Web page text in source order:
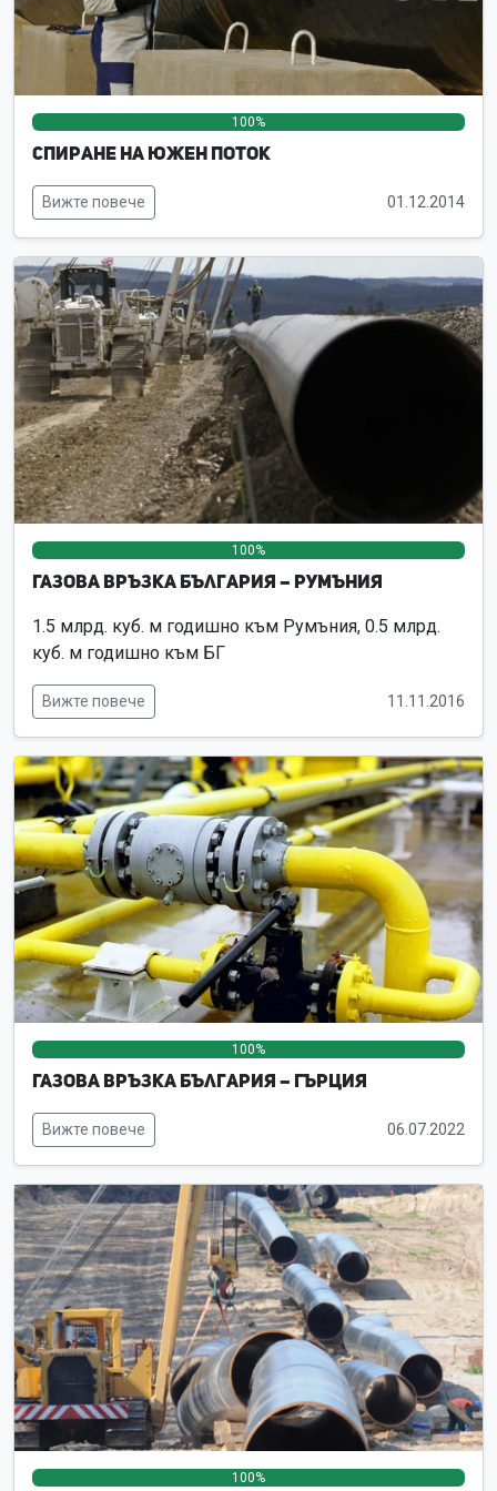
100%
Спиране на Южен поток
Вижте повече 01.12.2014
100%
Газова връзка България – Румъния
1.5 млрд. куб. м годишно към Румъния, 0.5 млрд.
куб. м годишно към БГ
Вижте повече 11.11.2016
100%
Газова връзка България – Гърция
Вижте повече 06.07.2022
100%